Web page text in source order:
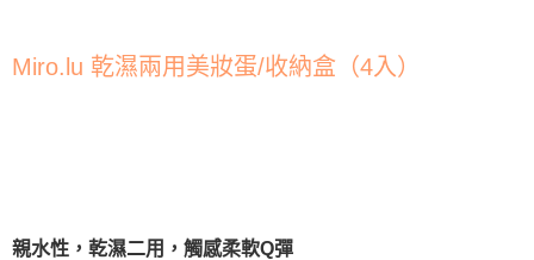
Miro.lu 乾濕兩用美妝蛋/收納盒（4入）
親水性，乾濕二用，觸感柔軟Q彈